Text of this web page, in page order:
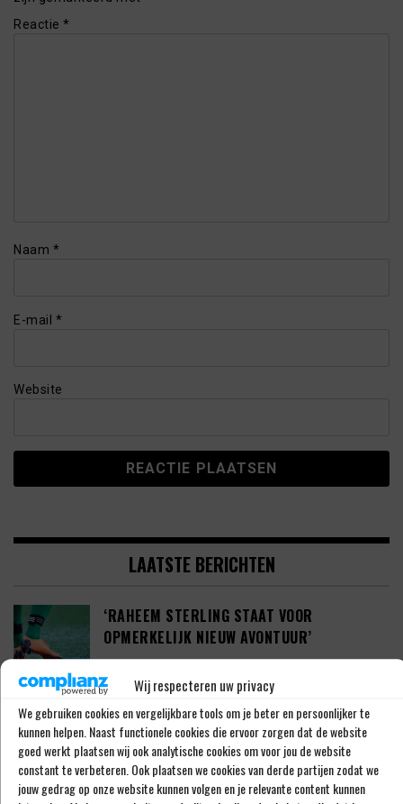
Wij respecteren uw privacy
We gebruiken cookies en vergelijkbare tools om je beter en persoonlijker te
kunnen helpen. Naast functionele cookies die ervoor zorgen dat de website
goed werkt plaatsen wij ook analytische cookies om voor jou de website
constant te verbeteren. Ook plaatsen we cookies van derde partijen zodat we
jouw gedrag op onze website kunnen volgen en je relevante content kunnen
Reactie *
Naam *
E-mail *
Website
LAATSTE BERICHTEN
‘RAHEEM STERLING STAAT VOOR
OPMERKELIJK NIEUW AVONTUUR’
‘SHAQUEEL VAN PERSIE BRENGT FEYENOORD
IETS EXTRA’S’